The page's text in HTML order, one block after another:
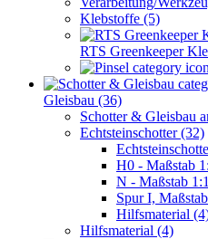
Klebstoffe (5)
RTS Greenkeeper
Gleisbau (36)
Schotter & Gleisbau
Echtsteinschotter (32)
H0 - Maßstab
N - Maßstab
Spur I,
Hilfsmaterial
Hilfsmaterial (4)